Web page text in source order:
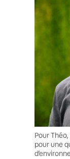
Pour
pour une